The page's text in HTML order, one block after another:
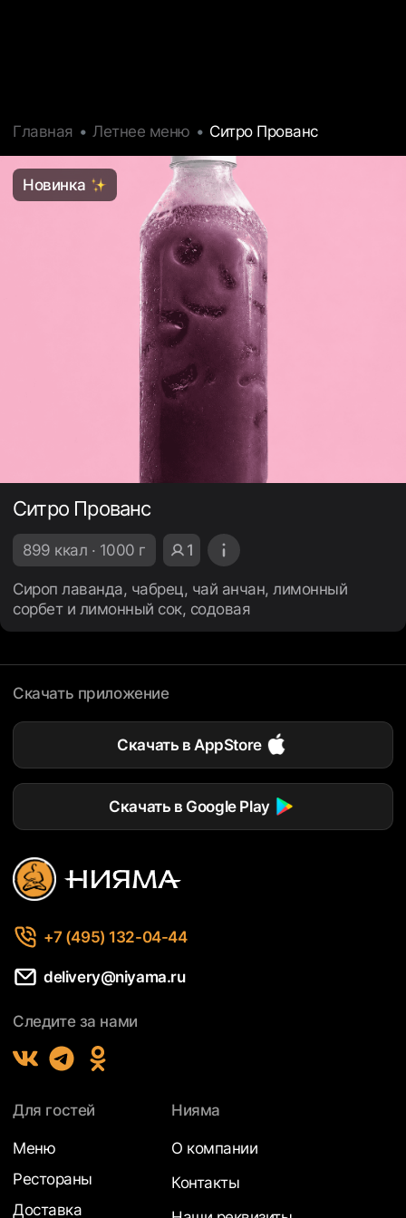
Главная Летнее меню Ситро Прованс
Новинка
Ситро Прованс
899 ккал · 1000 г 1
Сироп лаванда, чабрец, чай анчан, лимонный
сорбет и лимонный сок, содовая
Скачать приложение
Скачать в AppStore
Скачать в Google Play
+7 (495) 132-04-44
delivery@niyama.ru
Следите за нами
Для гостей
Меню
Рестораны
Доставка
Нияма
О компании
Контакты